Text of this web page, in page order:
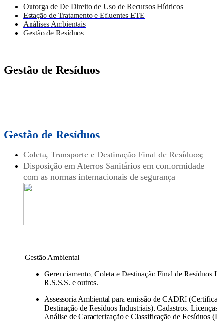
Outorga de De Direito de Uso de Recursos Hídricos
Estação de Tratamento e Efluentes ETE
Análises Ambientais
Gestão de Resíduos
Gestão de Resíduos
Gestão de Resíduos
Coleta, Transporte e Destinação Final de Resíduos;
Disposição em Aterros Sanitários em conformidade
com as normas internacionais de segurança
Gestão Ambiental
Gerenciamento, Coleta e Destinação Final de
R.S.S.S. e outros.
Assessoria Ambiental para emissão de CADRI
Destinação de Resíduos Industriais), Cadastros,
Análise de Caracterização e Classificação de Resíduos